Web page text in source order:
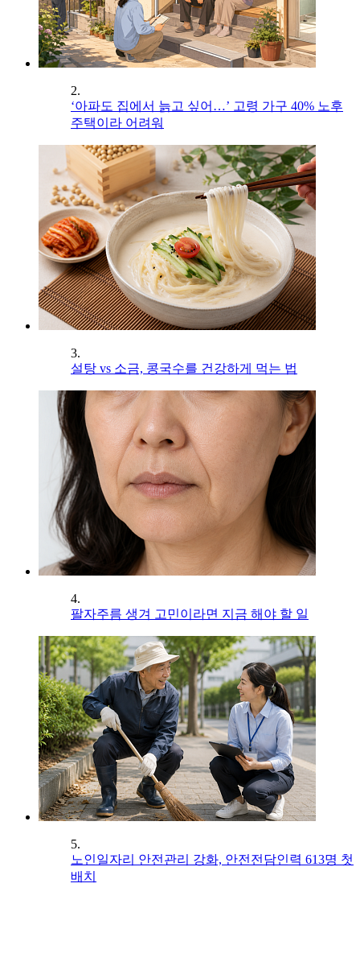
2.
‘아파도 집에서 늙고 싶어…’ 고령 가구 40% 노후
주택이라 어려워
3.
설탕 vs 소금, 콩국수를 건강하게 먹는 법
4.
팔자주름 생겨 고민이라면 지금 해야 할 일
5.
노인일자리 안전관리 강화, 안전전담인력 613명 첫
배치